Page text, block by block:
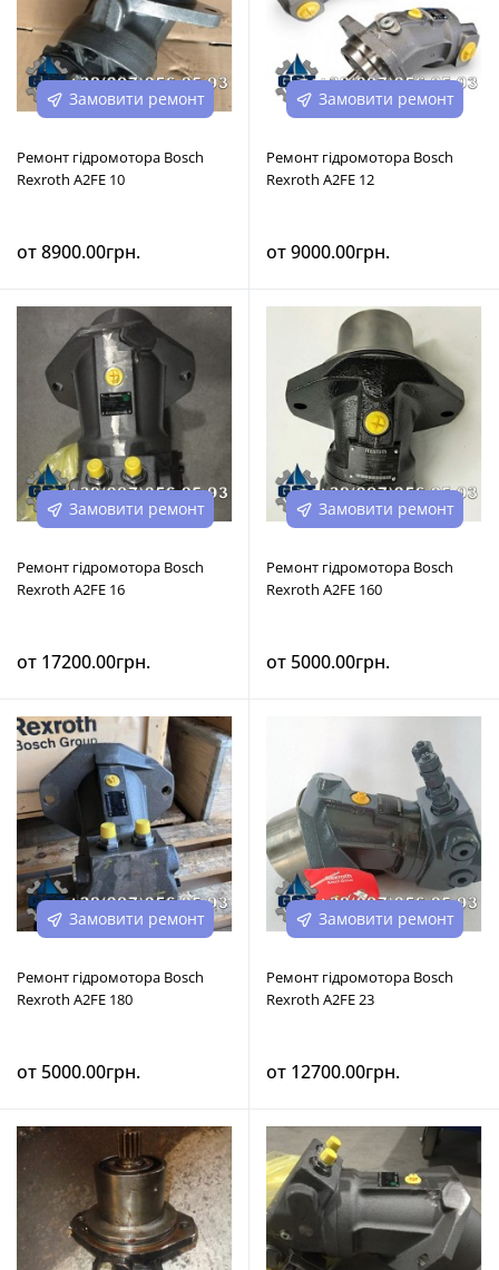
Ремонт гідромотора Bosch
Rexroth A2FE 10
от 8900.00грн.
Замовити ремонт
Ремонт гідромотора Bosch
Rexroth A2FE 12
от 9000.00грн.
Замовити ремонт
Ремонт гідромотора Bosch
Rexroth A2FE 16
от 17200.00грн.
Замовити ремонт
Ремонт гідромотора Bosch
Rexroth A2FE 160
от 5000.00грн.
Замовити ремонт
Ремонт гідромотора Bosch
Rexroth A2FE 180
от 5000.00грн.
Замовити ремонт
Ремонт гідромотора Bosch
Rexroth A2FE 23
от 12700.00грн.
Замовити ремонт